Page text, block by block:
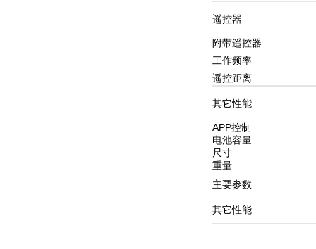
遥控器
附带遥控器
工作频率
遥控距离
其它性能
APP控制
电池容量
尺寸
重量
主要参数
其它性能